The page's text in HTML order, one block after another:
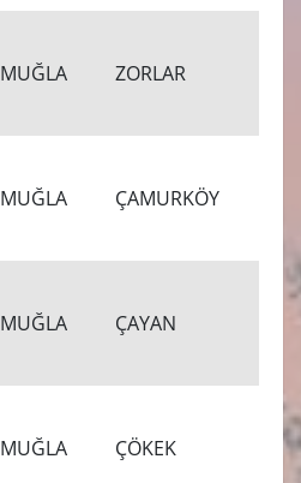
MUĞLA ZORLAR
MUĞLA ÇAMURKÖY
MUĞLA ÇAYAN
MUĞLA ÇÖKEK